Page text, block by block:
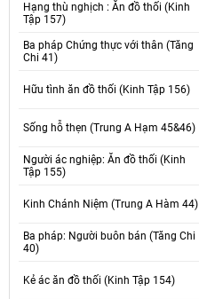
Hạng thù nghịch : Ăn đồ thối (Kinh
Tập 157)
Ba pháp Chứng thực với thân (Tăng
Chi 41)
Hữu tình ăn đồ thối (Kinh Tập 156)
Sống hỗ thẹn (Trung A Hạm 45&46)
Người ác nghiệp: Ăn đồ thối (Kinh
Tập 155)
Kinh Chánh Niệm (Trung A Hàm 44)
Ba pháp: Người buôn bán (Tăng Chi
40)
Kẻ ác ăn đồ thối (Kinh Tập 154)